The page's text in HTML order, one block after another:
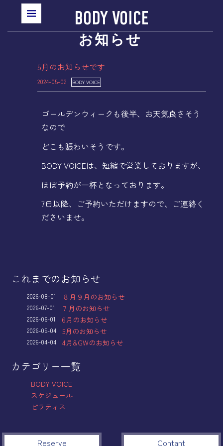
BODY VOICE
お知らせ
5月のお知らせです
2024-05-02 BODY VOICE
ゴールデンウィークも後半、お天気良さそう
なので
どこも賑わいそうです。
BODY VOICEは、短縮で営業しておりますが、
ほぼ予約が一杯となっております。
7日以降、ご予約いただけますので、ご連絡く
ださいませ。
これまでのお知らせ
８月９月のお知らせ
2026-08-01
７月のお知らせ
2026-07-01
6月のお知らせ
2026-06-01
5月のお知らせ
2026-05-04
4月&GWのお知らせ
2026-04-04
カテゴリー一覧
BODY VOICE
スケジュール
ピラティス
Reserve Contant